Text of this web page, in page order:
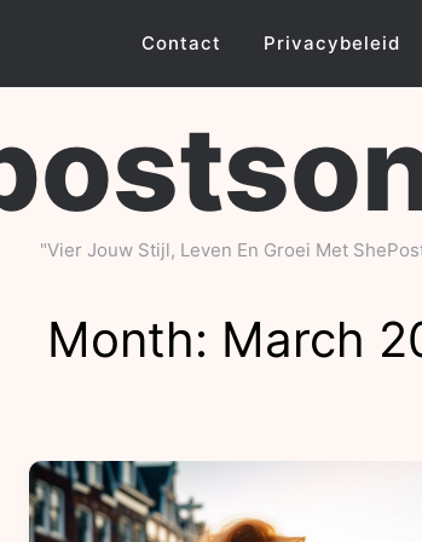
Contact Privacybeleid
"Vier Jouw Stijl, Leven En Groei Met
Month: March